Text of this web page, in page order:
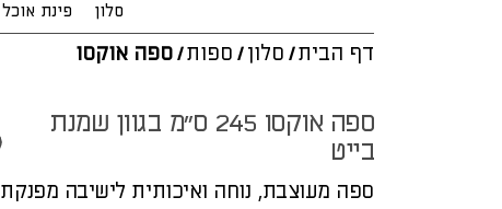
סלון פינת אוכל
דף הבית/ סלון / ספות/ ספה אוקסו
ספה אוקסו 245 ס"מ בגוון שמנת
בייט
ספה מעוצבת, נוחה ואיכותית לישיבה מפנקת